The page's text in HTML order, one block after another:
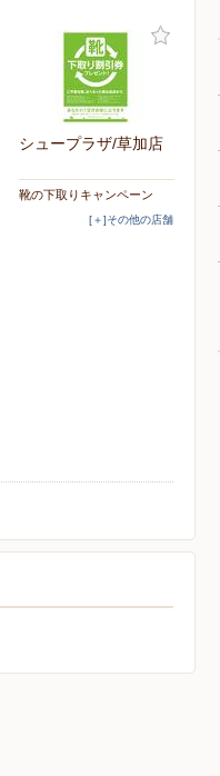
シュープラザ/草加店
靴の下取りキャンペーン
[＋]その他の店舗